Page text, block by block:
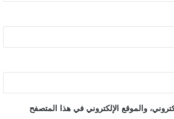
والموقع الإلكتروني في هذا المتصفح